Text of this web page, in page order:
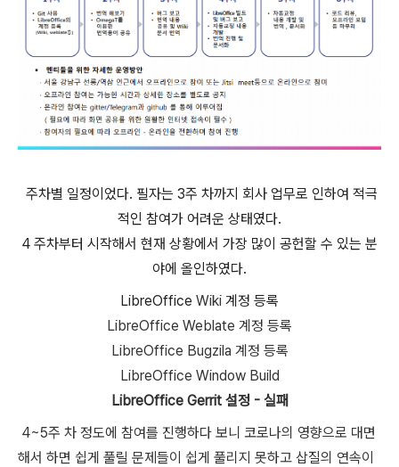
주차별 일정이었다. 필자는 3주 차까지 회사 업무로 인하여 적극
적인 참여가 어려운 상태였다.
4 주차부터 시작해서 현재 상황에서 가장 많이 공헌할 수 있는 분
야에 올인하였다.
LibreOffice Wiki 계정 등록
LibreOffice Weblate 계정 등록
LibreOffice Bugzila 계정 등록
LibreOffice Window Build
LibreOffice Gerrit 설정 - 실패
4~5주 차 정도에 참여를 진행하다 보니 코로나의 영향으로 대면
해서 하면 쉽게 풀릴 문제들이 쉽게 풀리지 못하고 삽질의 연속이